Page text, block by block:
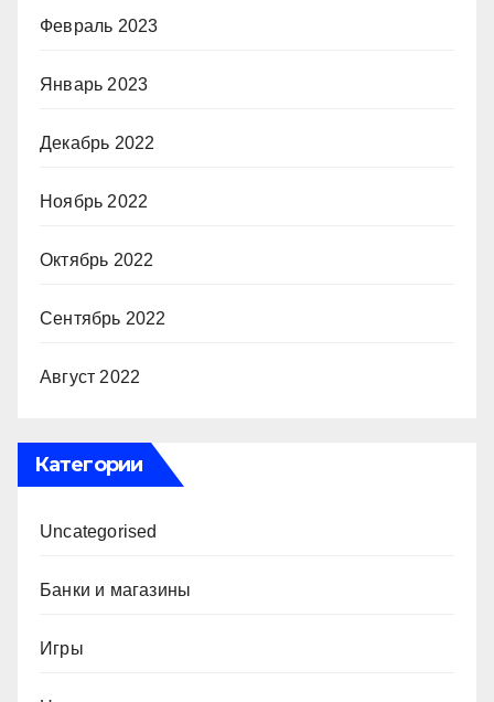
Февраль 2023
Январь 2023
Декабрь 2022
Ноябрь 2022
Октябрь 2022
Сентябрь 2022
Август 2022
Категории
Uncategorised
Банки и магазины
Игры